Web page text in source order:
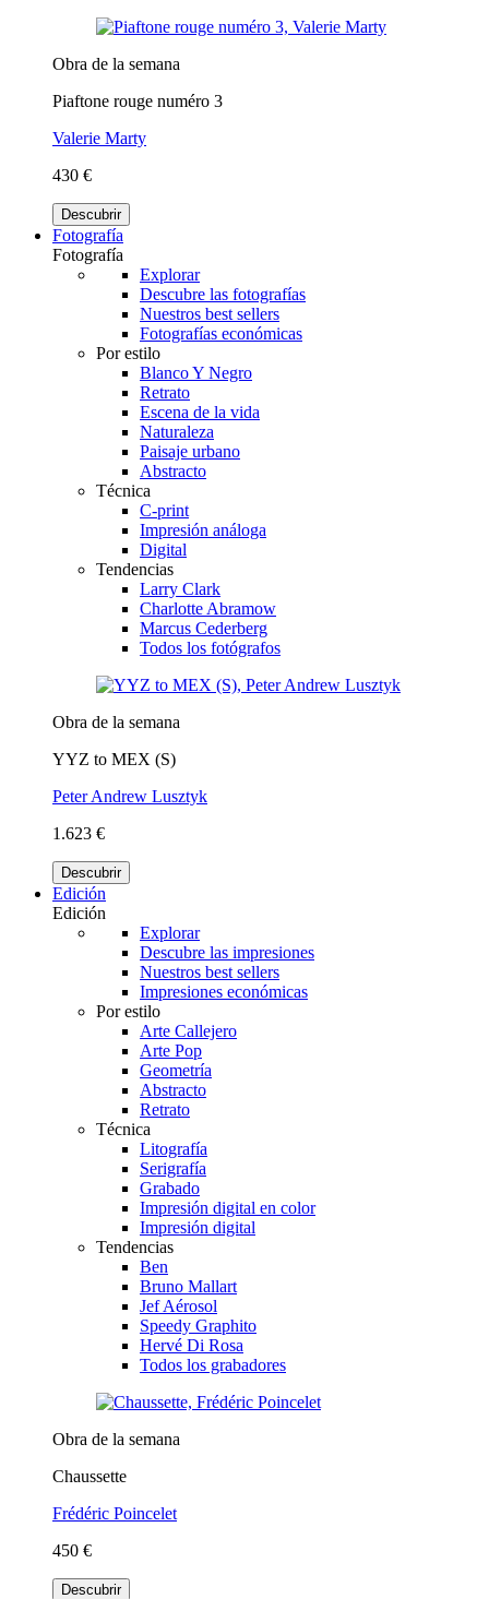
Obra de la semana
Piaftone rouge numéro 3
Valerie Marty
430 €
Descubrir
Fotografía
Fotografía
Explorar
Descubre las fotografías
Nuestros best sellers
Fotografías económicas
Por estilo
Blanco Y Negro
Retrato
Escena de la vida
Naturaleza
Paisaje urbano
Abstracto
Técnica
C-print
Impresión análoga
Digital
Tendencias
Larry Clark
Charlotte Abramow
Marcus Cederberg
Todos los fotógrafos
Obra de la semana
YYZ to MEX (S)
Peter Andrew Lusztyk
1.623 €
Descubrir
Edición
Edición
Explorar
Descubre las impresiones
Nuestros best sellers
Impresiones económicas
Por estilo
Arte Callejero
Arte Pop
Geometría
Abstracto
Retrato
Técnica
Litografía
Serigrafía
Grabado
Impresión digital en color
Impresión digital
Tendencias
Ben
Bruno Mallart
Jef Aérosol
Speedy Graphito
Hervé Di Rosa
Todos los grabadores
Obra de la semana
Chaussette
Frédéric Poincelet
450 €
Descubrir